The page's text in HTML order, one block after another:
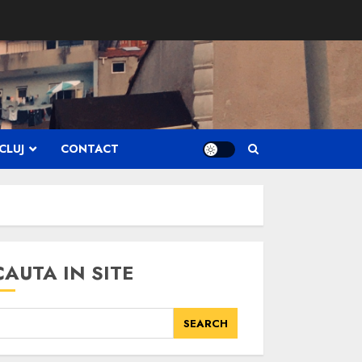
CONTACT
IN SITE
SEARCH